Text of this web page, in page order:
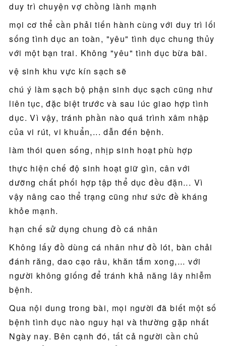
duy trì chuyện vợ chồng lành mạnh
mọi cơ thể cần phải tiến hành cùng với duy trì lối
sống tình dục an toàn, "yêu" tình dục chung thủy
với một bạn trai. Không "yêu" tình dục bừa bãi.
vệ sinh khu vực kín sạch sẽ
chú ý làm sạch bộ phận sinh dục sạch cũng như
liên tục, đặc biệt trước và sau lúc giao hợp tình
dục. Vì vậy, tránh phần nào quá trình xâm nhập
của vi rút, vi khuẩn,... dẫn đến bệnh.
làm thói quen sống, nhịp sinh hoạt phù hợp
thực hiện chế độ sinh hoạt giữ gìn, cân với
dưỡng chất phối hợp tập thể dục đều đặn... Vì
vậy nâng cao thể trạng cũng như sức đề kháng
khỏe mạnh.
hạn chế sử dụng chung đồ cá nhân
Không lấy đồ dùng cá nhân như đồ lót, bàn chải
đánh răng, dao cạo râu, khăn tắm xong,... với
người không giống để tránh khả năng lây nhiễm
bệnh.
Qua nội dung trong bài, mọi người đã biết một số
bệnh tình dục nào nguy hại và thường gặp nhất
Ngày nay. Bên cạnh đó, tất cả người cần chủ